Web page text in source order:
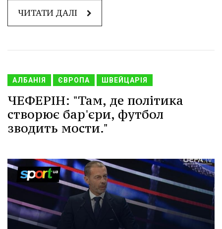
ЧИТАТИ ДАЛІ
АЛБАНІЯ ЄВРОПА ШВЕЙЦАРІЯ
ЧЕФЕРІН: "Там, де політика
створює бар'єри, футбол
зводить мости."